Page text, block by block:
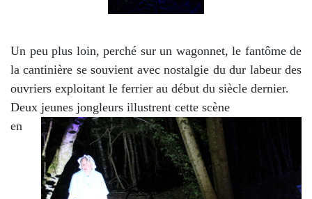
Un peu plus loin, perché sur un wagonnet, le fantôme de
la cantinière se souvient avec nostalgie du dur labeur des
ouvriers exploitant le ferrier au début du siècle dernier.
Deux jeunes jongleurs illustrent cette scène
en